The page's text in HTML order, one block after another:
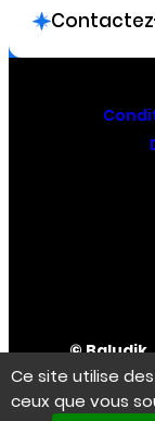
©
Ce site utilise
ceux que vous